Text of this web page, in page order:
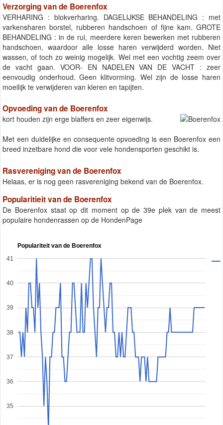
Verzorging van de Boerenfox
VERHARING : blokverharing. DAGELIJKSE BEHANDELING : met
varkensharen borstel, rubberen handschoen of fijne kam. GROTE
BEHANDELING : in de rui, meerdere keren bewerken met rubberen
handschoen, waardoor alle losse haren verwijderd worden. Niet
wassen, of toch zo weinig mogelijk. Wel met een vochtig zeem over
de vacht gaan. VOOR- EN NADELEN VAN DE VACHT : zeer
eenvoudig onderhoud. Geen klitvorming. Wel zijn de losse haren
moeilijk te verwijderen van kleren en tapijten.
Opvoeding van de Boerenfox
kort houden zijn erge blaffers en zeer eigenwijs.
Met een duidelijke en consequente opvoeding is een Boerenfox een
breed inzetbare hond die voor vele hondensporten geschikt is.
Rasvereniging van de Boerenfox
Helaas, er is nog geen rasvereniging bekend van de Boerenfox.
Popularitieit van de Boerenfox
De Boerenfox staat op dit moment op de 39e plek van de meest
populaire hondenrassen op de HondenPage
Populariteit van de Boerenfox
35
36
37
38
39
40
41